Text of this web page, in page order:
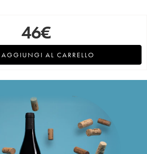
46€
AGGIUNGI AL CARRELLO